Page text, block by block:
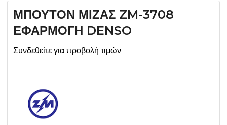
ΜΠΟΥΤΟΝ ΜΙΖΑΣ ZM-3708
ΕΦΑΡΜΟΓΗ DENSO
Συνδεθείτε για προβολή τιμών